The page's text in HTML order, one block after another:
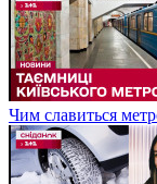
Чим славиться